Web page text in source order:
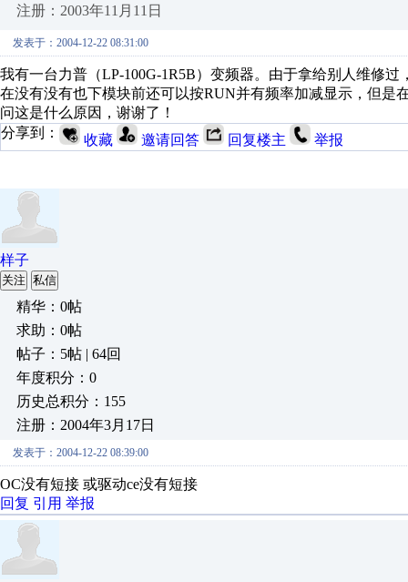
注册：2003年11月11日
发表于：2004-12-22 08:31:00
我有一台力普（LP-100G-1R5B）变频器。由于拿给别人维修
在没有没有也下模块前还可以按RUN并有频率加减显示，但是
问这是什么原因，谢谢了！
分享到：
收藏 邀请回答 回复楼主 举报
样子
关注 私信
精华：0帖
求助：0帖
帖子：5帖 | 64回
年度积分：0
历史总积分：155
注册：2004年3月17日
发表于：2004-12-22 08:39:00
OC没有短接 或驱动ce没有短接
回复 引用 举报